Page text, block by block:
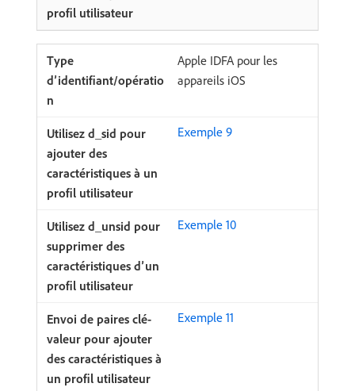
Apple IDFA pour les
appareils iOS
Exemple 9
Exemple 10
Exemple 11